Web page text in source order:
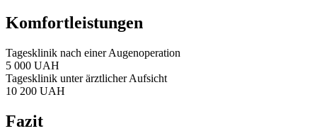
Komfortleistungen
Tagesklinik nach einer Augenoperation
5 000 UAH
Tagesklinik unter ärztlicher Aufsicht
10 200 UAH
Fazit